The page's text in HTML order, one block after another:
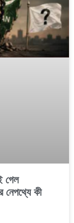
গেল
নেপথ্যে কী